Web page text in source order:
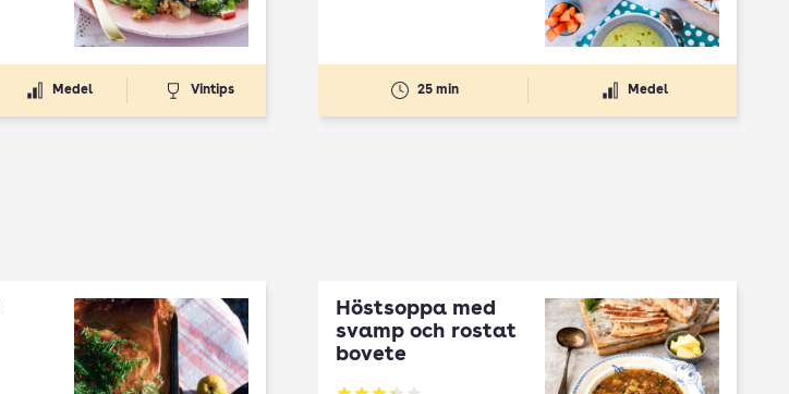
Medel Vintips 25 min Medel
Höstsoppa med
svamp och rostat
bovete